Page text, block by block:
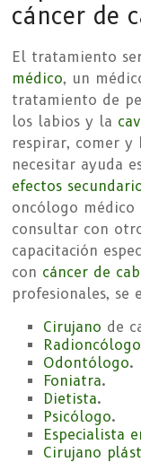
cáncer de
El tratamiento
médico, un
tratamiento de
los labios y la
respirar, comer y
necesitar ayuda
efectos
oncólogo médico
consultar con
capacitación
con cáncer de
profesionales, se
Cirujano de
Radioncólogo
Odontólogo.
Foniatra.
Dietista.
Psicólogo.
Especialista
Cirujano